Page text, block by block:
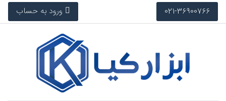
021-36900766 ورود به حساب